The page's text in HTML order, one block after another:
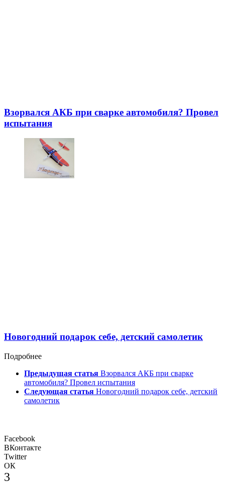
Взорвался АКБ при сварке автомобиля? Провел
испытания
Новогодний подарок себе, детский самолетик
Подробнее
Предыдущая статья Взорвался АКБ при сварке
автомобиля? Провел испытания
Следующая статья Новогодний подарок себе, детский
самолетик
Facebook
ВКонтакте
Twitter
ОК
3